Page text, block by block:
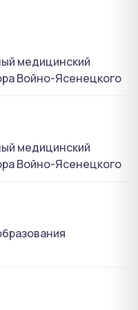
медицинский
Войно-Ясенецкого
медицинский
Войно-Ясенецкого